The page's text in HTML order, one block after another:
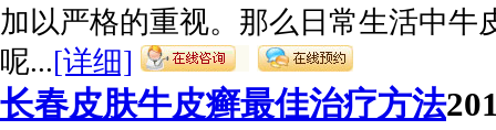
加以严格的重视。那么日常生活中牛
呢...[详细]
长春皮肤牛皮癣最佳治疗方法